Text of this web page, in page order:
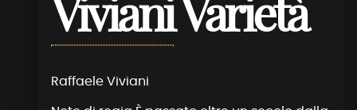
Viviani Varietà
Raffaele Viviani